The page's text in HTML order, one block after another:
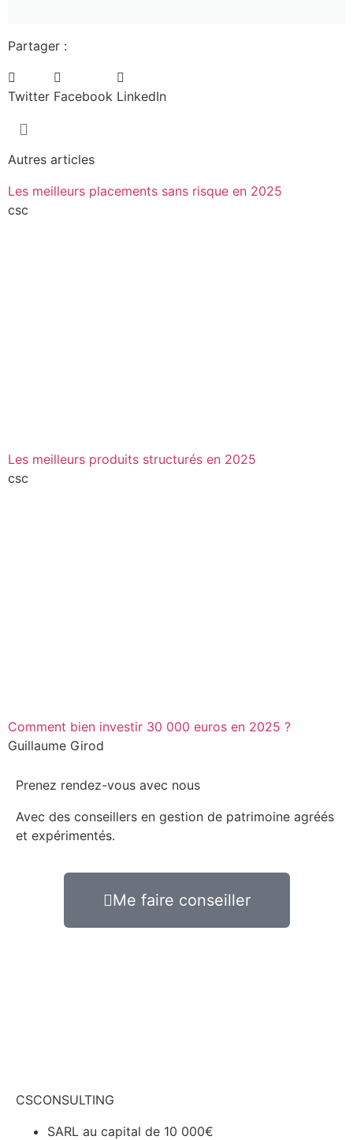
Partager :
Twitter Facebook LinkedIn
Autres articles
Les meilleurs placements sans risque en 2025
csc
Les meilleurs produits structurés en 2025
csc
Comment bien investir 30 000 euros en 2025 ?
Guillaume Girod
Prenez rendez-vous avec nous
Avec des conseillers en gestion de patrimoine agréés
et expérimentés.
Me faire conseiller
CSCONSULTING
SARL au capital de 10 000€